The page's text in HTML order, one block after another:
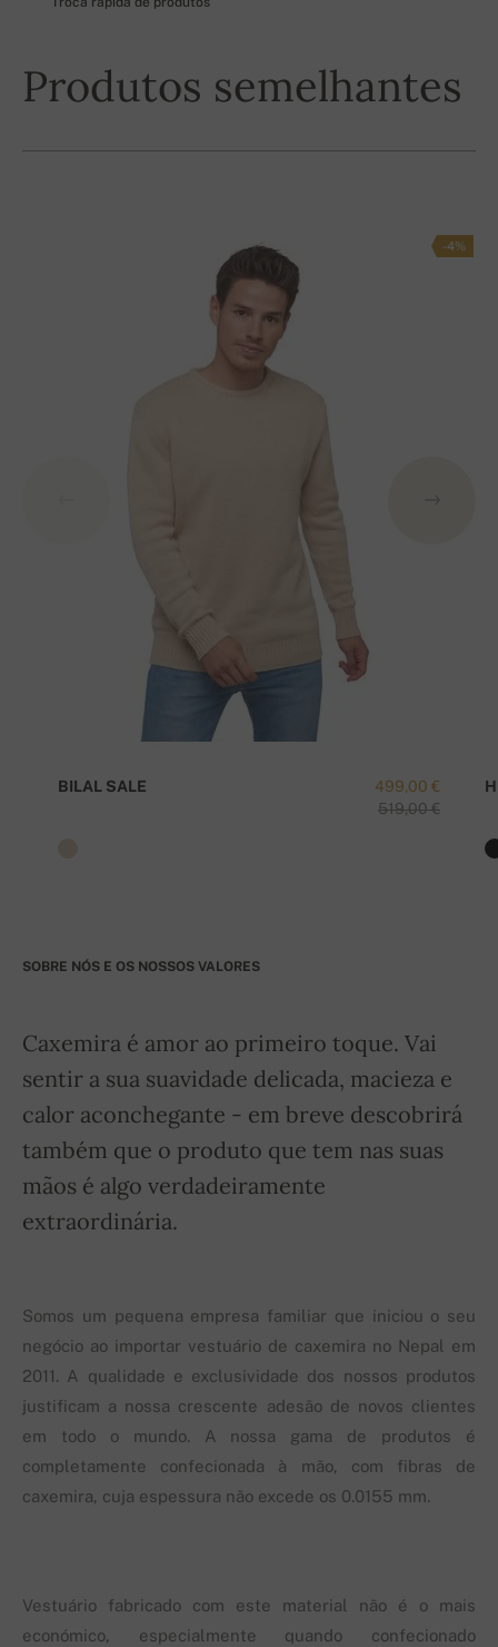
Produtos semelhantes
-4%
499,00 €
519,00 €
BILAL SALE
SOBRE NÓS E OS NOSSOS VALORES
Caxemira é amor ao primeiro toque. Vai
sentir a sua suavidade delicada, macieza e
calor aconchegante - em breve descobrirá
também que o produto que tem nas suas
mãos é algo verdadeiramente
extraordinária.
Somos um pequena empresa familiar que iniciou o seu
negócio ao importar vestuário de caxemira no Nepal em
2011. A qualidade e exclusividade dos nossos produtos
justificam a nossa crescente adesão de novos clientes
em todo o mundo. A nossa gama de produtos é
completamente confecionada à mão, com fibras de
caxemira, cuja espessura não excede os 0.0155 mm.
Vestuário fabricado com este material não é o mais
económico, especialmente quando confecionado